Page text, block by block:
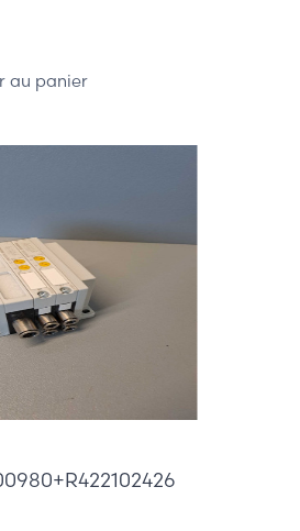
au panier